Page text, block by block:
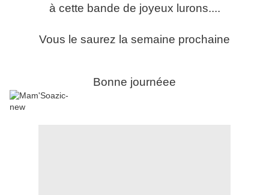
à cette bande de joyeux lurons....
Vous le saurez la semaine prochaine
Bonne journéee